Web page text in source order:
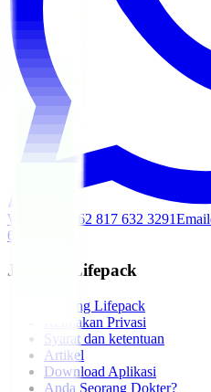
WhatsApp +62 817 632 3291Email
632 3291
Jelajahi Lifepack
Tentang Lifepack
Kebijakan Privasi
Syarat dan ketentuan
Artikel
Download Aplikasi
Anda Seorang Dokter?